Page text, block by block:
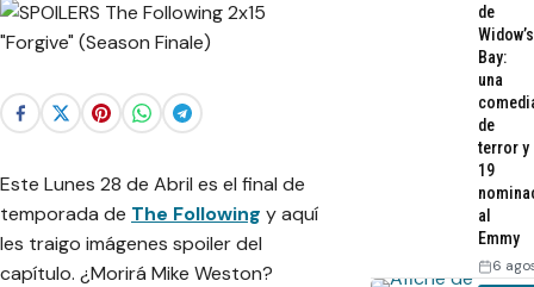
Este Lunes 28 de Abril es el final de
temporada de The Following y aquí
les traigo imágenes spoiler del
capítulo. ¿Morirá Mike Weston?
de
Widow’s
Bay:
una
de
terror y
19
al
Emmy
6